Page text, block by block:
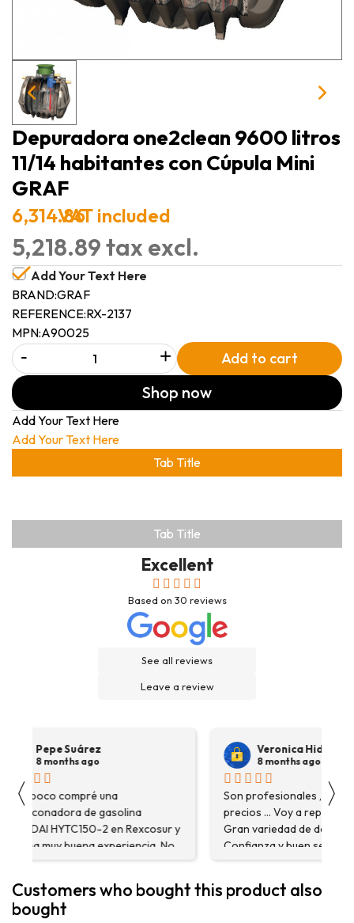
Depuradora one2clean 9600 litros
11/14 habitantes con Cúpula Mini
GRAF
6,314.86VAT included
5,218.89 tax excl.
Add Your Text Here
BRAND:GRAF
REFERENCE:RX-2137
MPN:A90025
- + Add to cart
Shop now
Add Your Text Here
Add Your Text Here
Tab Title
Tab Title
Excellent
Based on 30 reviews
See all reviews
Leave a review
〈
Pepe Suárez
8 months ago
Hace poco compré una
destoconadora de gasolina
HYUNDAI HYTC150-2 en Rexcosur y
fue una muy buena experiencia. No
solo me encontré el producto que
asesoraron y explicaron con
detalle para asegurarme de que
Veronica Hidalgo
8 months ago
Son profesionales ,
precios ... Voy a repetir
Gran variedad de
Confianza y buen servicio.
〉
Customers who bought this product also
bought